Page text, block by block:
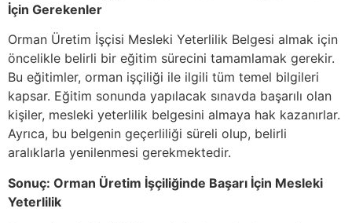
İçin Gerekenler
Orman Üretim İşçisi Mesleki Yeterlilik Belgesi almak için
öncelikle belirli bir eğitim sürecini tamamlamak gerekir.
Bu eğitimler, orman işçiliği ile ilgili tüm temel bilgileri
kapsar. Eğitim sonunda yapılacak sınavda başarılı olan
kişiler, mesleki yeterlilik belgesini almaya hak kazanırlar.
Ayrıca, bu belgenin geçerliliği süreli olup, belirli
aralıklarla yenilenmesi gerekmektedir.
Sonuç: Orman Üretim İşçiliğinde Başarı İçin Mesleki
Yeterlilik